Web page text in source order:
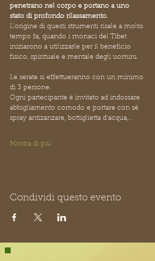
penetrano nel corpo e portano a uno
stato di profondo rilassamento.
L'origine di questi strumenti risale a molto
tempo fa, quando i monaci del Tibet
iniziarono a utilizzarle per il beneficio
fisico, spirituale e mentale degli uomini.
Le serate si effettueranno con un minimo
di 3 persone.
Ogni partecipante è invitato ad indossare
abbigliamento comodo e portare con sè
spray antizanzare, bottiglietta d'acqua,…
Mostra di più
Condividi questo evento